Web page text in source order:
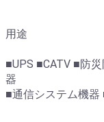
用途
■UPS ■CATV ■防
器
■通信システム機